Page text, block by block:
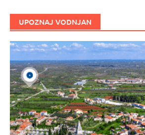
UPOZNAJ VODNJAN